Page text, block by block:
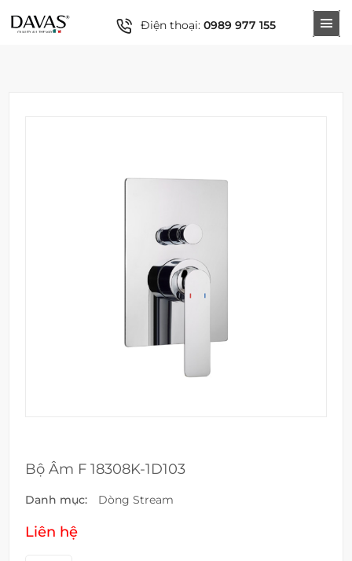
Điện thoại: 0989 977 155
Bộ Âm F 18308K-1D103
Danh mục: Dòng Stream
Liên hệ